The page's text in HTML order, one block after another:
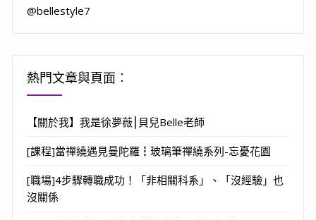
@bellestyle7
熱門文章與頁面︰
【關於我】我是徐夢薇⎮貝兒Belle老師
[課程]當禪繞遇見曼陀羅┇玻璃筆禪繞系列-忘憂花園
[職場]4步驟轉職成功！「非相關科系」、「沒經驗」也
沒關係